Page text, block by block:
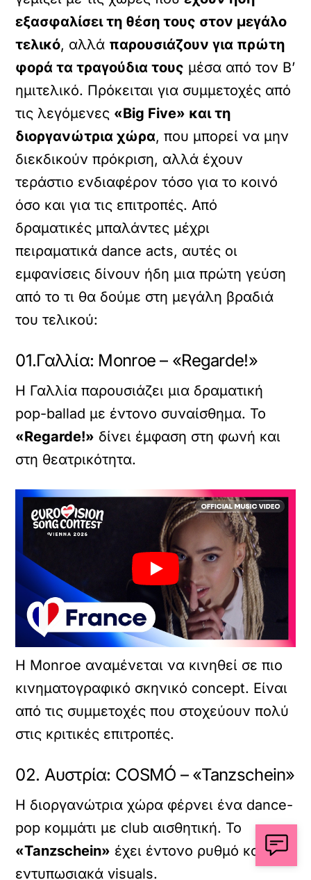
εξασφαλίσει τη θέση τους στον μεγάλο
τελικό, αλλά παρουσιάζουν για πρώτη
φορά τα τραγούδια τους μέσα από τον Β’
ημιτελικό. Πρόκειται για συμμετοχές από
τις λεγόμενες «Big Five» και τη
διοργανώτρια χώρα, που μπορεί να μην
διεκδικούν πρόκριση, αλλά έχουν
τεράστιο ενδιαφέρον τόσο για το κοινό
όσο και για τις επιτροπές. Από
δραματικές μπαλάντες μέχρι
πειραματικά dance acts, αυτές οι
εμφανίσεις δίνουν ήδη μια πρώτη γεύση
από το τι θα δούμε στη μεγάλη βραδιά
του τελικού:
01.Γαλλία: Monroe – «Regarde!»
Η Γαλλία παρουσιάζει μια δραματική
pop-ballad με έντονο συναίσθημα. Το
«Regarde!» δίνει έμφαση στη φωνή και
στη θεατρικότητα.
Η Monroe αναμένεται να κινηθεί σε πιο
κινηματογραφικό σκηνικό concept. Είναι
από τις συμμετοχές που στοχεύουν πολύ
στις κριτικές επιτροπές.
02. Αυστρία: COSMÓ – «Tanzschein»
Η διοργανώτρια χώρα φέρνει ένα dance-
pop κομμάτι με club αισθητική. Το
«Tanzschein» έχει έντονο ρυθμό και
εντυπωσιακά visuals.